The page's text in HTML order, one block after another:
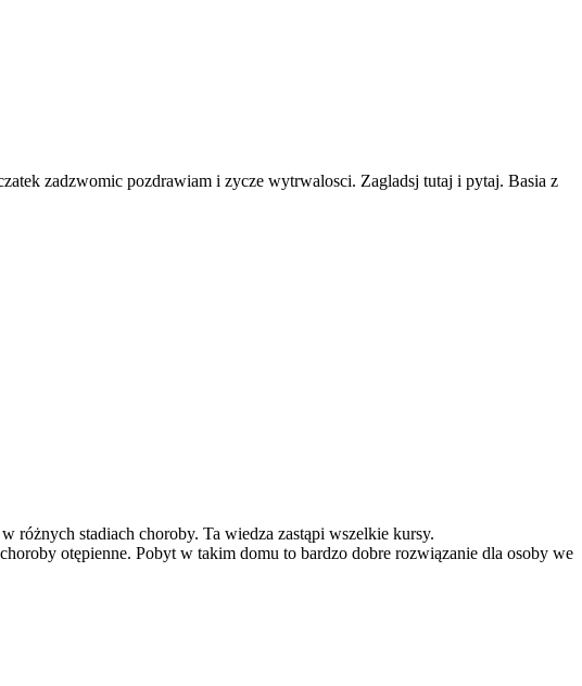
zadzwomic pozdrawiam i zycze wytrwalosci. Zagladsj tutaj i pytaj. Basia z
różnych stadiach choroby. Ta wiedza zastąpi wszelkie kursy.
otępienne. Pobyt w takim domu to bardzo dobre rozwiązanie dla osoby we